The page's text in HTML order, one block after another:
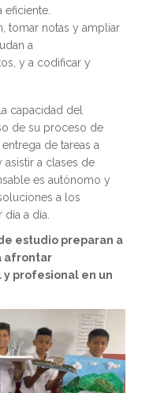
tomar notas y ampliar
a
y a codificar y
capacidad del
de su proceso de
de tareas a
asistir a clases de
es autónomo y
a los
a día.
estudio preparan a
afrontar
y profesional en un